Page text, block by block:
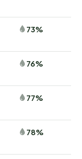
73%
76%
77%
78%